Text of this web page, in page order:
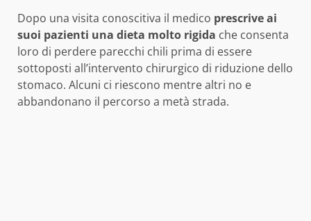
Dopo una visita conoscitiva il medico prescrive ai
suoi pazienti una dieta molto rigida che consenta
loro di perdere parecchi chili prima di essere
sottoposti all’intervento chirurgico di riduzione dello
stomaco. Alcuni ci riescono mentre altri no e
abbandonano il percorso a metà strada.